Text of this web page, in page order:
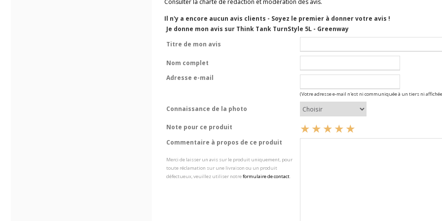
Il n'y a encore aucun avis clients - Soyez le premier à donner votre avis !
Je donne mon avis sur Think Tank TurnStyle 5L - Greenway
Titre de mon avis
Nom complet
Adresse e-mail
(Votre adresse e-mail n'est ni communiquée à un tiers ni
Connaissance de la photo
Note pour ce produit
Commentaire à propos de ce produit
Merci de laisser un avis sur le produit uniquement, pour
toute réclamation sur une livraison ou un produit
défectueux, veuillez utiliser notreformulaire de contact.